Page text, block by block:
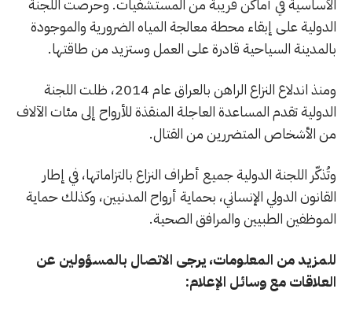
الأساسية في أماكن قريبة من المستشفيات. وحرصت اللجنة
الدولية على إبقاء محطة معالجة المياه الضرورية والموجودة
بالمدينة السياحية قادرة على العمل وستزيد من طاقتها.
ومنذ اندلاع النزاع الراهن بالعراق عام 2014، ظلت اللجنة
الدولية تقدم المساعدة العاجلة المنقذة للأرواح إلى مئات الآلاف
من الأشخاص المتضررين من القتال.
وتُذكّر اللجنة الدولية جميع أطراف النزاع بالتزاماتها، في إطار
القانون الدولي الإنساني، بحماية أرواح المدنيين، وكذلك حماية
الموظفين الطبيين والمرافق الصحية.
للمزيد من المعلومات، يرجى الاتصال بالمسؤولين عن
العلاقات مع وسائل الإعلام: